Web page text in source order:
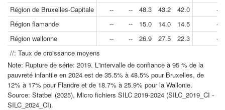
Région de Bruxelles-Capitale
-- -- 48.3 43.2 42.0
-
Région flamande
-- -- 15.0 14.0 14.5
-
Région wallonne
-- -- 26.9 27.5 22.3
-
//: Taux de croissance moyens
Note: Rupture de série: 2019. L'intervalle de confiance à 95 % de la
pauvreté infantile en 2024 est de 35.5% à 48.5% pour Bruxelles, de
12% à 17% pour Flandre et de 18.7% à 25.9% pour la Wallonie.
Source: Statbel (2025), Micro fichiers SILC 2019-2024 (SILC_2019_CI -
SILC_2024_CI).